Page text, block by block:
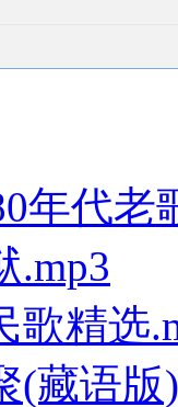
年代老
.mp3
歌精选
(藏语版